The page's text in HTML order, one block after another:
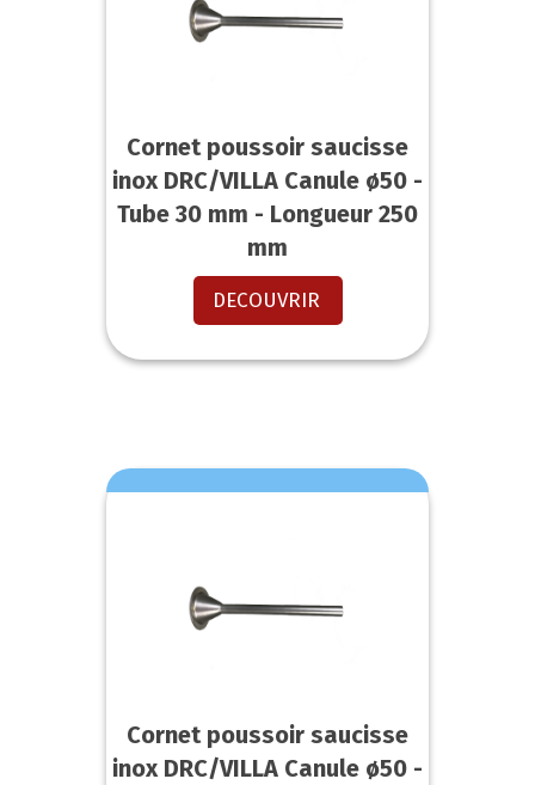
Cornet poussoir saucisse
inox DRC/VILLA Canule ø50 -
Tube 30 mm - Longueur 250
mm
DECOUVRIR
Cornet poussoir saucisse
inox DRC/VILLA Canule ø50 -